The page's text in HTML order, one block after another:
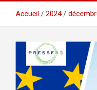
Accueil 2024